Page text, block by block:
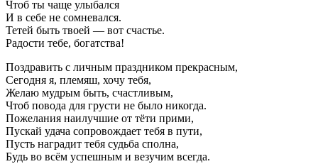
Чтоб ты чаще улыбался
И в себе не сомневался.
Тетей быть твоей — вот счастье.
Радости тебе, богатства!
Поздравить с личным праздником прекрасным,
Сегодня я, племяш, хочу тебя,
Желаю мудрым быть, счастливым,
Чтоб повода для грусти не было никогда.
Пожелания наилучшие от тёти прими,
Пускай удача сопровождает тебя в пути,
Пусть наградит тебя судьба сполна,
Будь во всём успешным и везучим всегда.